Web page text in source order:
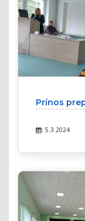
Prínos
: 5.3.2024